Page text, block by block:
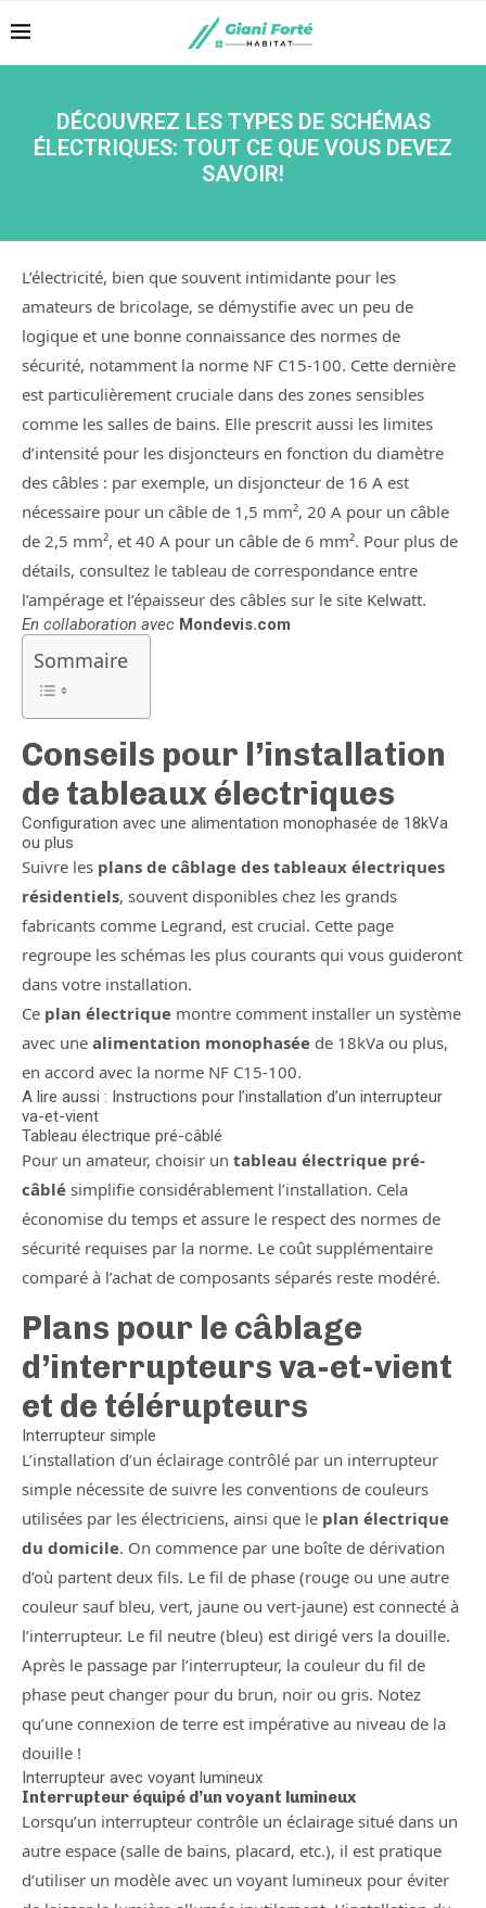
DÉCOUVREZ LES TYPES DE SCHÉMAS
ÉLECTRIQUES: TOUT CE QUE VOUS DEVEZ
SAVOIR!
L’électricité, bien que souvent intimidante pour les
amateurs de bricolage, se démystifie avec un peu de
logique et une bonne connaissance des normes de
sécurité, notamment la norme NF C15-100. Cette dernière
est particulièrement cruciale dans des zones sensibles
comme les salles de bains. Elle prescrit aussi les limites
d’intensité pour les disjoncteurs en fonction du diamètre
des câbles : par exemple, un disjoncteur de 16 A est
nécessaire pour un câble de 1,5 mm², 20 A pour un câble
de 2,5 mm², et 40 A pour un câble de 6 mm². Pour plus de
détails, consultez le tableau de correspondance entre
l’ampérage et l’épaisseur des câbles sur le site Kelwatt.
En collaboration avec Mondevis.com
Sommaire
Conseils pour l’installation
de tableaux électriques
Configuration avec une alimentation monophasée de 18kVa
ou plus
Suivre les plans de câblage des tableaux électriques
résidentiels, souvent disponibles chez les grands
fabricants comme Legrand, est crucial. Cette page
regroupe les schémas les plus courants qui vous guideront
dans votre installation.
Ce plan électrique montre comment installer un système
avec une alimentation monophasée de 18kVa ou plus,
en accord avec la norme NF C15-100.
A lire aussi : Instructions pour l’installation d’un interrupteur
va-et-vient
Tableau électrique pré-câblé
Pour un amateur, choisir un tableau électrique pré-
câblé simplifie considérablement l’installation. Cela
économise du temps et assure le respect des normes de
sécurité requises par la norme. Le coût supplémentaire
comparé à l’achat de composants séparés reste modéré.
Plans pour le câblage
d’interrupteurs va-et-vient
et de télérupteurs
Interrupteur simple
L’installation d’un éclairage contrôlé par un interrupteur
simple nécessite de suivre les conventions de couleurs
utilisées par les électriciens, ainsi que le plan électrique
du domicile. On commence par une boîte de dérivation
d’où partent deux fils. Le fil de phase (rouge ou une autre
couleur sauf bleu, vert, jaune ou vert-jaune) est connecté à
l’interrupteur. Le fil neutre (bleu) est dirigé vers la douille.
Après le passage par l’interrupteur, la couleur du fil de
phase peut changer pour du brun, noir ou gris. Notez
qu’une connexion de terre est impérative au niveau de la
douille !
Interrupteur avec voyant lumineux
Interrupteur équipé d’un voyant lumineux
Lorsqu’un interrupteur contrôle un éclairage situé dans un
autre espace (salle de bains, placard, etc.), il est pratique
d’utiliser un modèle avec un voyant lumineux pour éviter